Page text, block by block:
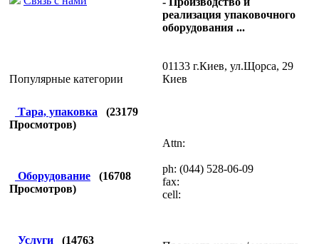
Популярные категории
Тара, упаковка (23179
Просмотров)
Оборудование (16708
Просмотров)
Услуги (14763
реализация упаковочного
оборудования ...
01133 г.Киев, ул.Щорса, 29
Киев
Attn:
ph: (044) 528-06-09
fax:
cell: